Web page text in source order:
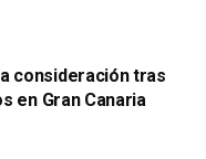
consideración tras
en Gran Canaria